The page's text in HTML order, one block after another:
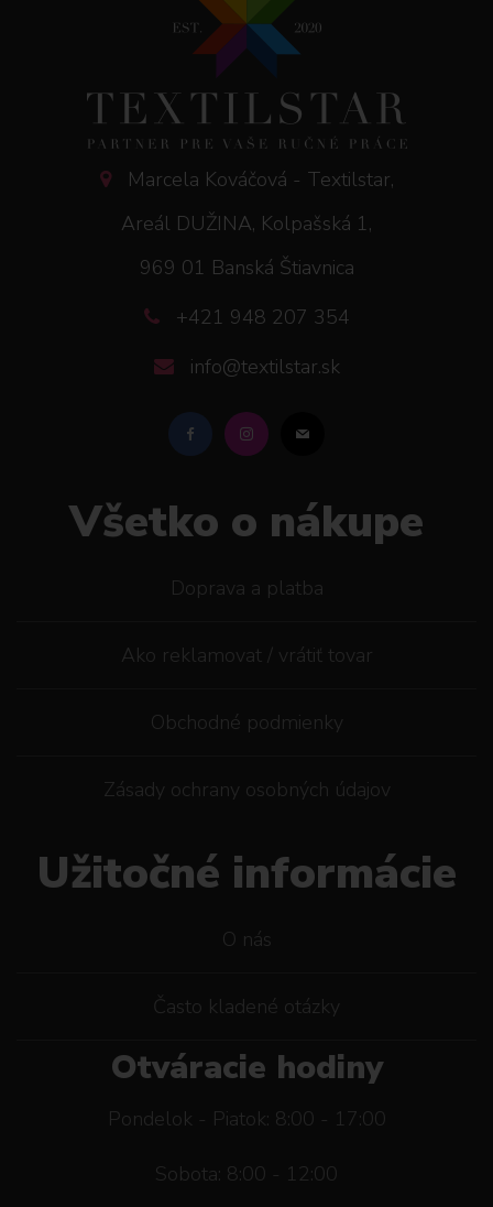
Marcela Kováčová - Textilstar,
Areál DUŽINA, Kolpašská 1,
969 01 Banská Štiavnica
+421 948 207 354
info@textilstar.sk
Všetko o nákupe
Doprava a platba
Ako reklamovat / vrátiť tovar
Obchodné podmienky
Zásady ochrany osobných údajov
Užitočné informácie
O nás
Často kladené otázky
Otváracie hodiny
Pondelok - Piatok: 8:00 - 17:00
Sobota: 8:00 - 12:00